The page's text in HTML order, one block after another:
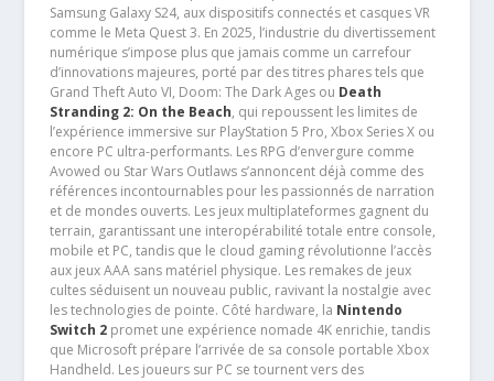
Samsung Galaxy S24, aux dispositifs connectés et casques VR
comme le Meta Quest 3. En 2025, l’industrie du divertissement
numérique s’impose plus que jamais comme un carrefour
d’innovations majeures, porté par des titres phares tels que
Grand Theft Auto VI, Doom: The Dark Ages ou Death
Stranding 2: On the Beach, qui repoussent les limites de
l’expérience immersive sur PlayStation 5 Pro, Xbox Series X ou
encore PC ultra-performants. Les RPG d’envergure comme
Avowed ou Star Wars Outlaws s’annoncent déjà comme des
références incontournables pour les passionnés de narration
et de mondes ouverts. Les jeux multiplateformes gagnent du
terrain, garantissant une interopérabilité totale entre console,
mobile et PC, tandis que le cloud gaming révolutionne l’accès
aux jeux AAA sans matériel physique. Les remakes de jeux
cultes séduisent un nouveau public, ravivant la nostalgie avec
les technologies de pointe. Côté hardware, la Nintendo
Switch 2promet une expérience nomade 4K enrichie, tandis
que Microsoft prépare l’arrivée de sa console portable Xbox
Handheld. Les joueurs sur PC se tournent vers des